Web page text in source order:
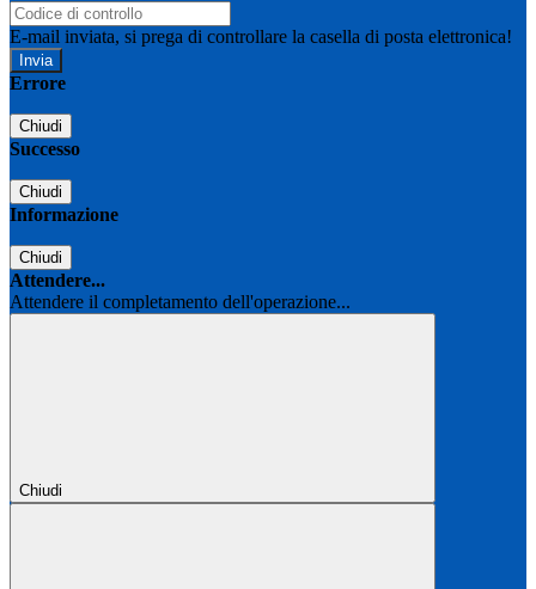
E-mail inviata, si prega di controllare la casella di posta elettronica!
Errore
Chiudi
Successo
Chiudi
Informazione
Chiudi
Attendere...
Attendere il completamento dell'operazione...
Chiudi